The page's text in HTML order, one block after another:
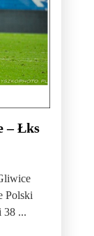
– Łks
Polski
38 ...